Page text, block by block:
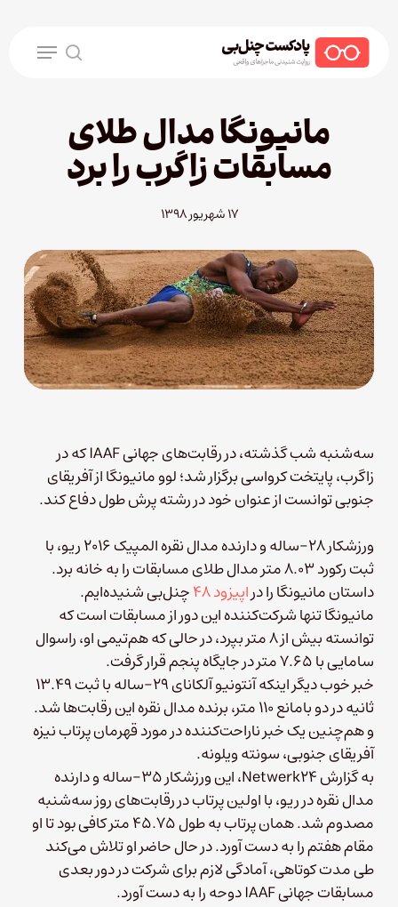
search
Menu
مانیونگا مدال طلای
مسابقات زاگرب را برد
۱۷ شهریور ۱۳۹۸
سه‌شنبه شب گذشته، در رقابت‌های جهانی IAAF که در
زاگرب، پایتخت کرواسی برگزار شد؛ لوو مانیونگا از آفریقای
جنوبی توانست از عنوان خود در رشته پرش طول دفاع کند.
ورزشکار ۲۸-ساله و دارنده مدال نقره المپیک ۲۰۱۶ ریو، با
ثبت رکورد ۸.۰۳ متر مدال طلای مسابقات را به خانه برد.
داستان مانیونگا را دراپیزود ۴۸
چنل‌بی شنیده‌ایم.
مانیونگا تنها شرکت‌کننده این دور از مسابقات است که
توانسته بیش از ۸ متر بپرد، در حالی که هم‌تیمی او، راسوال
سامایی با ۷.۶۵ متر در جایگاه پنجم قرار گرفت.
خبر خوب دیگر اینکه آنتونیو آلکانای ۲۹-ساله با ثبت ۱۳.۴۹
ثانیه در دو بامانع ۱۱۰ متر، برنده مدال نقره این رقابت‌ها شد.
و هم‌چنین یک خبر ناراحت‌کننده در مورد قهرمان پرتاب نیزه
آفریقای جنوبی، سونته ویلونه.
به گزارش Netwerk24، این ورزشکار ۳۵-ساله و دارنده
مدال نقره در ریو، با اولین پرتاب در رقابت‌های روز سه‌شنبه
مصدوم شد. همان پرتاب به طول ۴۵.۷۵ متر کافی بود تا او
مقام هفتم را به دست آورد. در حال حاضر او تلاش می‌کند
طی مدت کوتاهی، آمادگی لازم برای شرکت در دور بعدی
مسابقات جهانی IAAF دوحه را به دست آورد.